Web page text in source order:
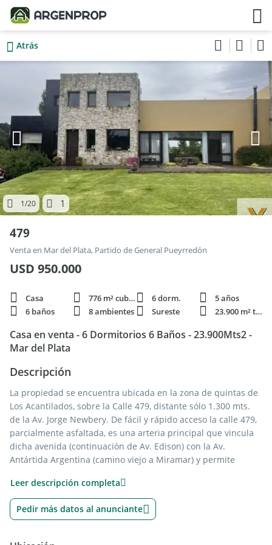
Atrás
1/20 1
479
Venta en Mar del Plata, Partido de General Pueyrredón
USD 950.000
Casa 776 m² cubie. 6 dorm.
5 años
6 baños
8 ambientes Sureste 23.900 m² terren.
Casa en venta - 6 Dormitorios 6 Baños - 23.900Mts2 -
Mar del Plata
Descripción
La propiedad se encuentra ubicada en la zona de quintas de
Los Acantilados, sobre la Calle 479, distante sólo 1.300 mts.
de la Av. Jorge Newbery. De fácil y rápido acceso la calle 479,
parcialmente asfaltada, es una arteria principal que vincula
dicha avenida (continuación de Av. Edison) con la Av.
Antártida Argentina (camino viejo a Miramar) y permite
minutos.
Caracterizada antiguamente por ser una zona de quintas, hoy
en día es el sector con mayor crecimiento de la ciudad.
Clubes de Golf, Clubes deportivos, un importante Haras, en
Leer descripción completa
Pedir más datos al anunciante